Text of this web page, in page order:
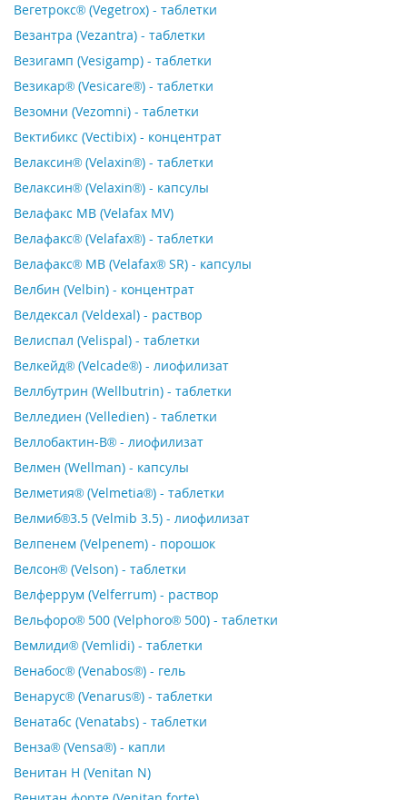
Вегетрокс® (Vegetrox) - таблетки
Везантра (Vezantra) - таблетки
Везигамп (Vesigamp) - таблетки
Везикар® (Vesicare®) - таблетки
Везомни (Vezomni) - таблетки
Вектибикс (Vectibix) - концентрат
Велаксин® (Velaxin®) - таблетки
Велаксин® (Velaxin®) - капсулы
Велафакс МВ (Velafax MV)
Велафакс® (Velafax®) - таблетки
Велафакс® МВ (Velafax® SR) - капсулы
Велбин (Velbin) - концентрат
Велдексал (Veldexal) - раствор
Велиспал (Velispal) - таблетки
Велкейд® (Velcade®) - лиофилизат
Веллбутрин (Wellbutrin) - таблетки
Велледиен (Velledien) - таблетки
Веллобактин-В® - лиофилизат
Велмен (Wellman) - капсулы
Велметия® (Velmetia®) - таблетки
Велмиб®3.5 (Velmib 3.5) - лиофилизат
Велпенем (Velpenem) - порошок
Велсон® (Velson) - таблетки
Велферрум (Velferrum) - раствор
Вельфоро® 500 (Velphoro® 500) - таблетки
Вемлиди® (Vemlidi) - таблетки
Венабос® (Venabos®) - гель
Венарус® (Venarus®) - таблетки
Венатабс (Venatabs) - таблетки
Венза® (Vensa®) - капли
Венитан Н (Venitan N)